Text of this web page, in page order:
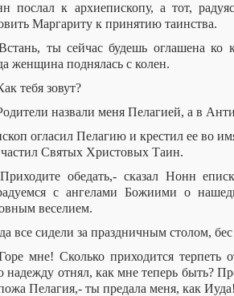
послал к архиепископу, а тот,
Маргариту к принятию таинства.
ты сейчас будешь оглашена ко
женщина поднялась с колен.
тебя зовут?
назвали меня Пелагией, а в
огласил Пелагию и крестил ее во
Святых Христовых Таин.
обедать,- сказал Нонн
с ангелами Божиими о
веселием.
все сидели за праздничным столом,
мне! Сколько приходится терпеть
надежду отнял, как мне теперь быть?
Пелагия,- ты предала меня, как Иуда!